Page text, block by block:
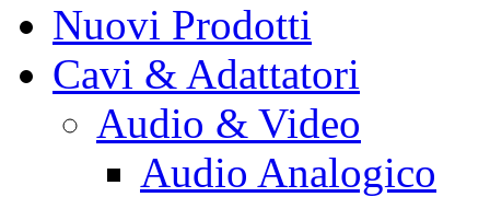
Nuovi Prodotti
Cavi & Adattatori
Audio & Video
Audio Analogico